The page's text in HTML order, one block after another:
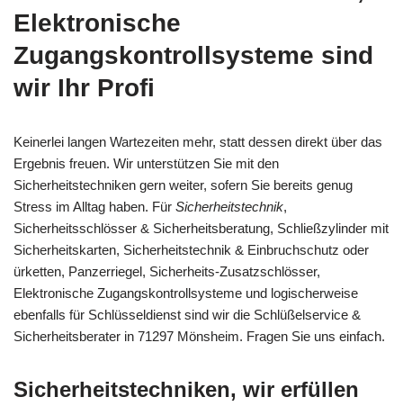
Elektronische
Zugangskontrollsysteme sind
wir Ihr Profi
Keinerlei langen Wartezeiten mehr, statt dessen direkt über das
Ergebnis freuen. Wir unterstützen Sie mit den
Sicherheitstechniken gern weiter, sofern Sie bereits genug
Stress im Alltag haben. Für Sicherheitstechnik,
Sicherheitsschlösser & Sicherheitsberatung, Schließzylinder mit
Sicherheitskarten, Sicherheitstechnik & Einbruchschutz oder
ürketten, Panzerriegel, Sicherheits-Zusatzschlösser,
Elektronische Zugangskontrollsysteme und logischerweise
ebenfalls für Schlüsseldienst sind wir die Schlüßelservice &
Sicherheitsberater in 71297 Mönsheim. Fragen Sie uns einfach.
Sicherheitstechniken, wir erfüllen